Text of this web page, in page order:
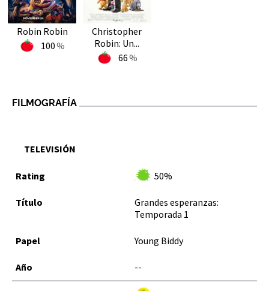
Robin Robin
100
Christopher
Robin: Un...
66
FILMOGRAFÍA
TELEVISIÓN
50%
Grandes esperanzas:
Temporada 1
Young Biddy
--